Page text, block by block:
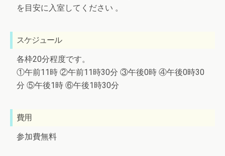
を目安に入室してください 。
スケジュール
各枠20分程度です。
①午前11時 ②午前11時30分 ③午後0時 ④午後0時30
分 ⑤午後1時 ⑥午後1時30分
費用
参加費無料